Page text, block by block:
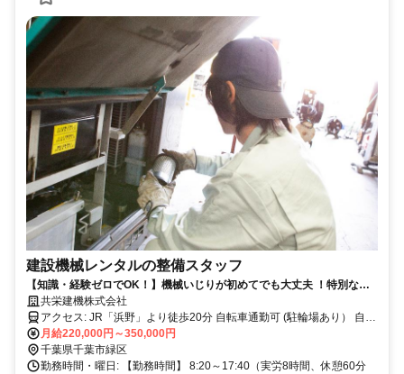
建設機械レンタルの整備スタッフ
【知識・経験ゼロでOK！】機械いじりが初めてでも大丈夫 ！特別なス
キルは一切不要です！入社後はまず、機械に親しむための清掃作業など
ハードルの低い作業からスタート。あなたの隣には、頼れる先輩がつき
っきりでサポートします。質問しやすい雰囲気だから、焦らず自分のペ
ースでOK。ゼロからプロの技術を身につけられる環境です。
共栄建機株式会社
アクセス: JR「浜野」より徒歩20分 自転車通勤可 (駐輪場あり） 自家
用車使用相談により可
月給220,000円～350,000円
千葉県千葉市緑区
勤務時間・曜日: 【勤務時間】 8:20～17:40（実労8時間、休憩60分